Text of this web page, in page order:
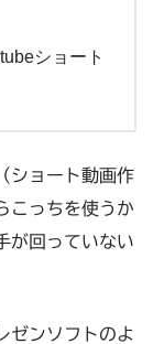
ショート
ショート動画作
こっちを使うか
が回っていない
ゼンソフトのよ